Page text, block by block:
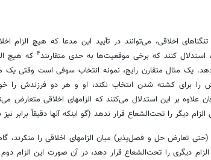
اخلاقی، می‌توانند در تأیید این مدعا که هیچ الزام
استدلال کنند که برخی موقعیت‌ها به حدی متقارنند۴ که هیچ
یک مثال متقارن رایج، نمونه انتخاب سوفی است وقتی یک
را برای کشته شدن انتخاب نکند، او و هر دو فرزندش را
علاوه بر این استدلال می‌کنند که الزامهای اخلاقی متعارض
دیگر را تحت‌الشعاع قرار ندهد (گو اینکه آنها دقیقاً برابر نیز
تعارض حل و فصل‌پذیر) میان الزامهای اخلاقی را منکرند،
دیگری را تحت‌الشعاع قرار دهد، در‌ آن صورت این الزام